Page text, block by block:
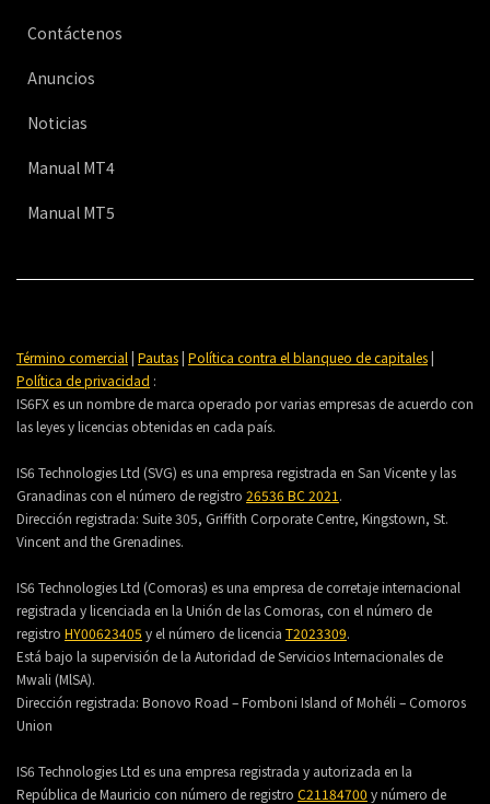
Contáctenos
Anuncios
Noticias
Manual MT4
Manual MT5
Término comercial | Pautas| Política contra el blanqueo de capitales|
Política de privacidad :
IS6FX es un nombre de marca operado por varias empresas de acuerdo con
las leyes y licencias obtenidas en cada país.
IS6 Technologies Ltd (SVG) es una empresa registrada en San Vicente y las
Granadinas con el número de registro 26536 BC 2021.
Dirección registrada: Suite 305, Griffith Corporate Centre, Kingstown, St.
Vincent and the Grenadines.
IS6 Technologies Ltd (Comoras) es una empresa de corretaje internacional
registrada y licenciada en la Unión de las Comoras, con el número de
registro HY00623405 y el número de licencia T2023309.
Está bajo la supervisión de la Autoridad de Servicios Internacionales de
Mwali (MlSA).
Dirección registrada: Bonovo Road – Fomboni Island of Mohéli – Comoros
Union
IS6 Technologies Ltd es una empresa registrada y autorizada en la
República de Mauricio con número de registro C21184700 y número de